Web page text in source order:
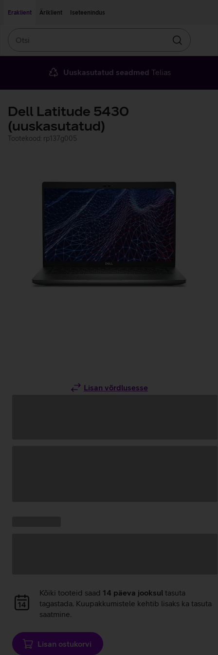
Eraklient
Äriklient Iseteenindus
Otsin
Uuskasutatud seadmed Telias
Dell Latitude 5430
(uuskasutatud)
Tootekood: rp137g005
Lisan võrdlusesse
Andmete
laadimine
Kõiki tooteid saad 14 päeva jooksul tasuta
tagastada. Kuupakkumistele kehtib lisaks ka tasuta
saatmine.
Lisan ostukorvi